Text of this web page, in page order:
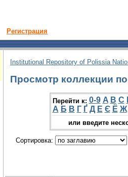
Регистрация
Institutional Repository of Polissia
Просмотр коллекции
Перейти к: 0-9 A B C
А Б В Г Ґ Д Е Є Ё Ж
или введите
Сортировка: